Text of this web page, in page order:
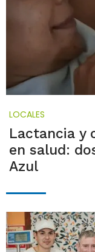
LOCALES
Lactancia y
en salud:
Azul